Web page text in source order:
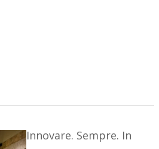
Innovare. Sempre. In